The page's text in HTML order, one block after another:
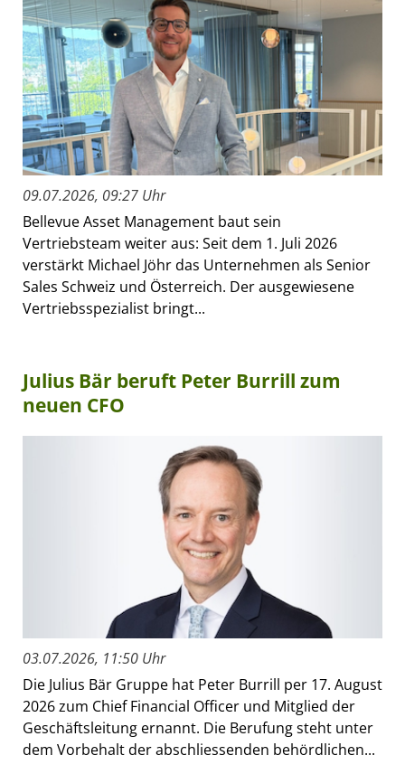
09.07.2026, 09:27 Uhr
Bellevue Asset Management baut sein
Vertriebsteam weiter aus: Seit dem 1. Juli 2026
verstärkt Michael Jöhr das Unternehmen als Senior
Sales Schweiz und Österreich. Der ausgewiesene
Vertriebsspezialist bringt...
Julius Bär beruft Peter Burrill zum
neuen CFO
03.07.2026, 11:50 Uhr
Die Julius Bär Gruppe hat Peter Burrill per 17. August
2026 zum Chief Financial Officer und Mitglied der
Geschäftsleitung ernannt. Die Berufung steht unter
dem Vorbehalt der abschliessenden behördlichen...